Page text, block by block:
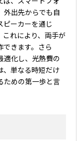
外出先からでも自
ピーカーを通じ
これにより、両手が
きます。さら
適化し、光熱費の
、単なる時短だけ
ための第一歩と言